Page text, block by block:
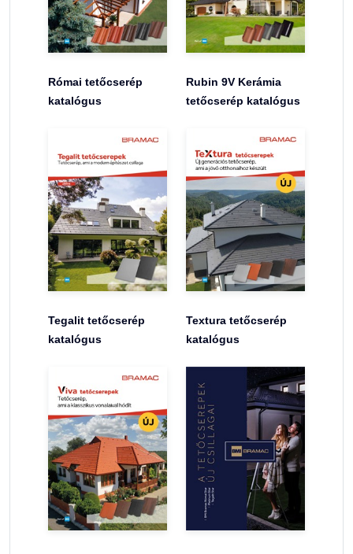
Római tetőcserép
katalógus
Rubin 9V Kerámia
tetőcserép katalógus
Tegalit tetőcserép
katalógus
Textura tetőcserép
katalógus